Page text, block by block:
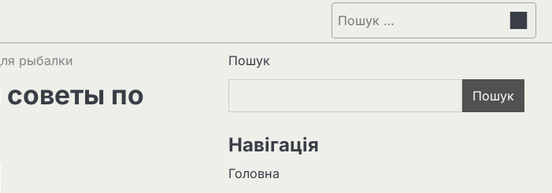
Пошук:
рыбалки
по
Пошук
Пошук
Навігація
Головна